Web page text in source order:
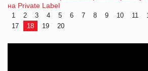
на Private Label
1 2 3 4 5 6 7 8 9 10 11
17
18 19 20